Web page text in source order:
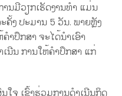
ນມີວຽກເຮັດງານທໍາ ແມ່ນ
ຄັ້ງ ປະມານ 5 ວັນ. ພາຍຫຼັງ
າປຶກສາ ຈະໄດ້ນໍາເອົາ
ເນີນ ການໃຫ້ຄໍາປຶກສາ ແກ່
ໃຈ ເຂົ້າຮ່ວມການດໍາເນີນກິດ